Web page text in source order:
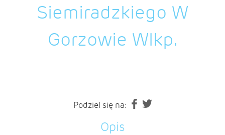
Siemiradzkiego W
Gorzowie Wlkp.
Podziel się na:
Opis